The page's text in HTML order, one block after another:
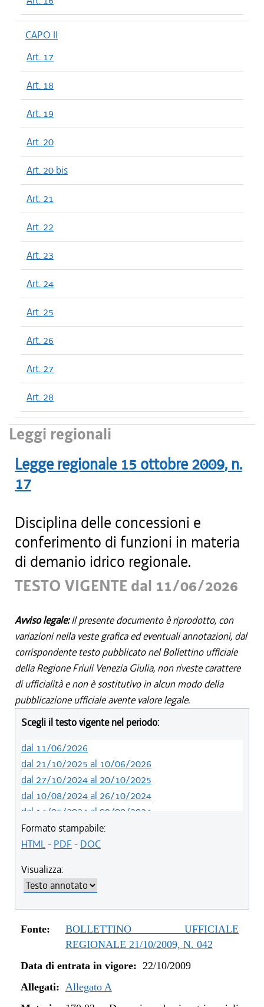
CAPO II
Art. 17
Art. 18
Art. 19
Art. 20
Art. 20 bis
Art. 21
Art. 22
Art. 23
Art. 24
Art. 25
Art. 26
Art. 27
Art. 28
Leggi regionali
Legge regionale 15 ottobre 2009, n.
17
Disciplina delle concessioni e
conferimento di funzioni in materia
di demanio idrico regionale.
TESTO VIGENTE dal 11/06/2026
Avviso legale:Il presente documento è riprodotto, con
variazioni nella veste grafica ed eventuali annotazioni, dal
corrispondente testo pubblicato nel Bollettino ufficiale
della Regione Friuli Venezia Giulia, non riveste carattere
di ufficialità e non è sostitutivo in alcun modo della
pubblicazione ufficiale avente valore legale.
Scegli il testo vigente nel periodo:
dal 11/06/2026
dal 21/10/2025 al 10/06/2026
dal 27/10/2024 al 20/10/2025
dal 10/08/2024 al 26/10/2024
dal 14/05/2024 al 09/08/2024
dal 12/08/2023 al 13/05/2024
dal 14/06/2022 al 11/08/2023
dal 12/08/2021 al 31/12/2021
dal 20/05/2021 al 11/08/2021
dal 01/01/2020 al 19/05/2021
dal 10/08/2019 al 31/12/2019
dal 11/07/2019 al 09/08/2019
dal 27/04/2017 al 15/08/2018
dal 01/01/2017 al 26/04/2017
dal 13/01/2016 al 31/12/2016
Formato stampabile:
HTML- PDF - DOC
Visualizza:
Fonte:
BOLLETTINO UFFICIALE
REGIONALE 21/10/2009, N. 042
Data di entrata in vigore: 22/10/2009
Allegati: Allegato A